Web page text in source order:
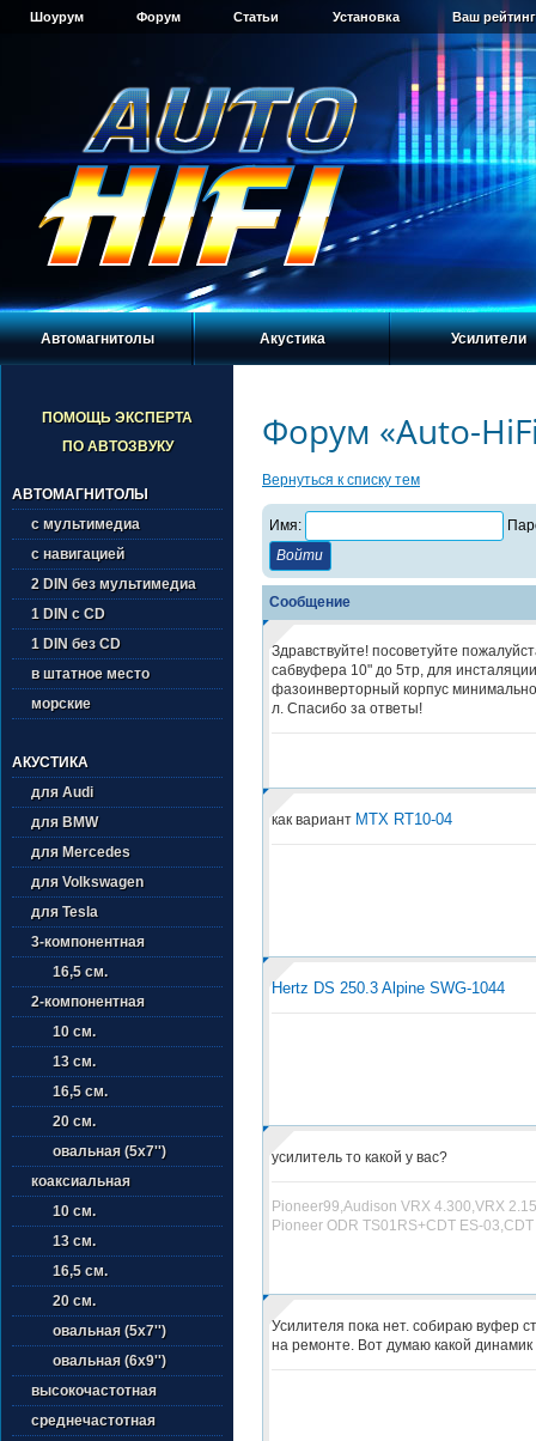
Шоурум Форум Статьи Установка Ваш
Автомагнитолы Акустика Усилители
ПОМОЩЬ ЭКСПЕРТА
ПО АВТОЗВУКУ
АВТОМАГНИТОЛЫ
с мультимедиа
с навигацией
2 DIN без мультимедиа
1 DIN с CD
1 DIN без CD
в штатное место
морские
АКУСТИКА
для Audi
для BMW
для Mercedes
для Volkswagen
для Tesla
3-компонентная
16,5 см.
2-компонентная
10 см.
13 см.
16,5 см.
20 см.
овальная (5х7'')
коаксиальная
10 см.
13 см.
16,5 см.
20 см.
овальная (5х7'')
овальная (6х9'')
высокочастотная
среднечастотная
Форум «Auto-
Вернуться к списку тем
Имя:
Сообщение
Здравствуйте! посоветуйте
сабвуфера 10" до 5тр, для
фазоинверторный корпус
л. Спасибо за ответы!
как вариант MTX RT10-04
Hertz DS 250.3 Alpine SWG-1044
усилитель то какой у вас?
Pioneer99,Audison VRX 4.300,VRX
Pioneer ODR TS01RS+CDT ES-
Усилителя пока нет. собираю вуфер
на ремонте. Вот думаю какой динамик